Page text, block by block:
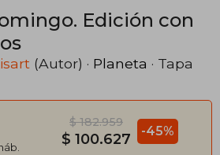
Edición con
(Autor) · Planeta · Tapa
$ 182.959
$ 100.627 -45%